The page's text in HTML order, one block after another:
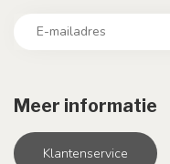
Meer informatie
Klantenservice